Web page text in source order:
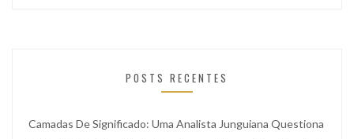
POSTS RECENTES
Camadas De Significado: Uma Analista Junguiana Questiona